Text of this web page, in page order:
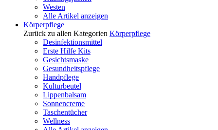
Westen
Alle Artikel anzeigen
Körperpflege
Zurück zu allen Kategorien Körperpflege
Desinfektionsmittel
Erste Hilfe Kits
Gesichtsmaske
Gesundheitspflege
Handpflege
Kulturbeutel
Lippenbalsam
Sonnencreme
Taschentücher
Wellness